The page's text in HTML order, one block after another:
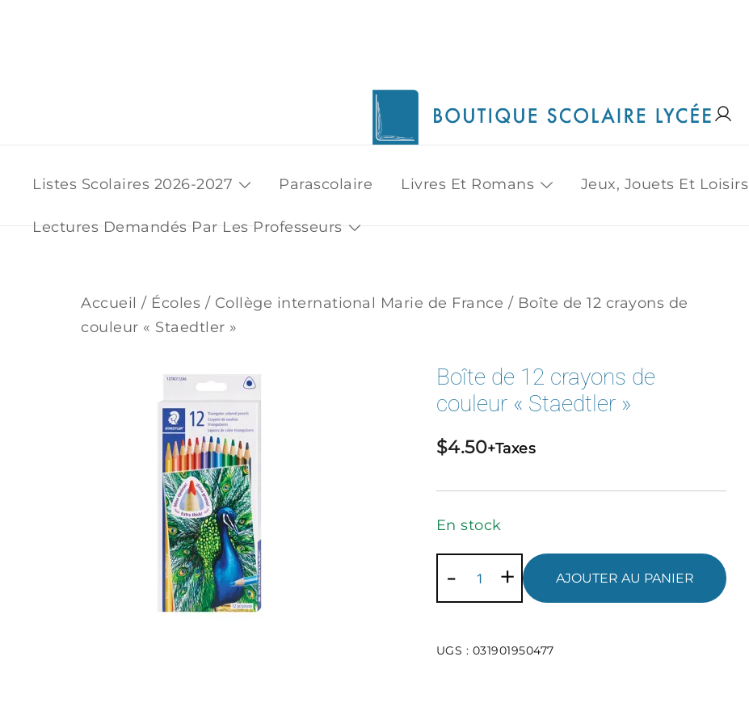
Listes Scolaires 2026-2027 Parascolaire Livres Et Romans Jeux, Jouets Et Loisirs
Lectures Demandés Par Les Professeurs
Accueil / Écoles / Collège international Marie de France / Boîte de 12 crayons de
couleur « Staedtler »
Boîte de 12 crayons de
couleur « Staedtler »
$4.50+Taxes
En stock
-
quantité
+ AJOUTER AU PANIER
UGS : 031901950477